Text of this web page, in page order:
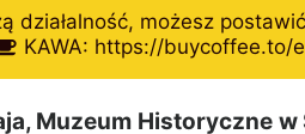
działalność, możesz
KAWA: https://buycoffee.to/
Muzeum Historyczne